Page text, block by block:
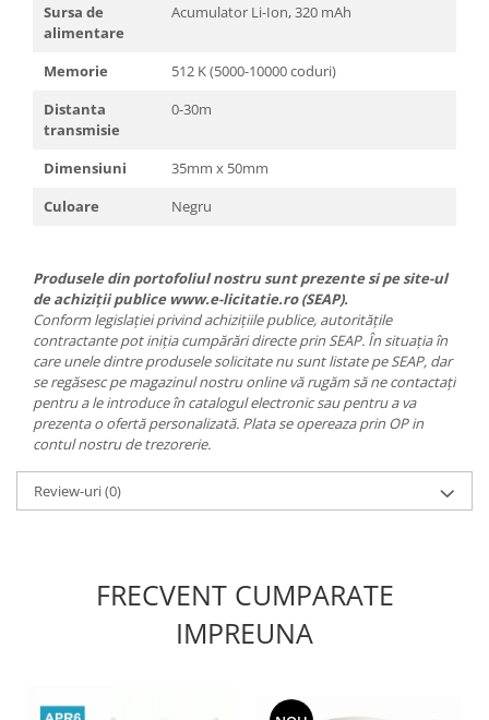
Sursa de
alimentare
Acumulator Li-Ion, 320 mAh
Memorie
512 K (5000-10000 coduri)
Distanta
transmisie
0-30m
Dimensiuni
35mm x 50mm
Culoare
Negru
Produsele din portofoliul nostru sunt prezente si pe site-ul
de achiziții publice www.e-licitatie.ro (SEAP).
Conform legislației privind achizițiile publice, autoritățile
contractante pot iniția cumpărări directe prin SEAP. În situația în
care unele dintre produsele solicitate nu sunt listate pe SEAP, dar
se regăsesc pe magazinul nostru online vă rugăm să ne contactați
pentru a le introduce în catalogul electronic sau pentru a va
prezenta o ofertă personalizată. Plata se opereaza prin OP in
contul nostru de trezorerie.
Review-uri(0)
FRECVENT CUMPARATE
IMPREUNA